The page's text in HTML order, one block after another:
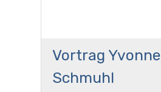
Vortrag Yvonne
Schmuhl